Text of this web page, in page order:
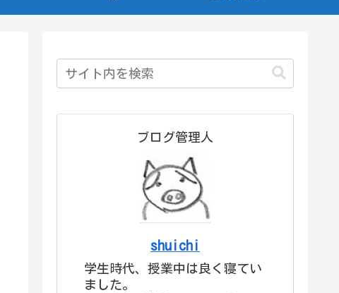
ブログ管理人
shuichi
学生時代、授業中は良く寝てい
ました。